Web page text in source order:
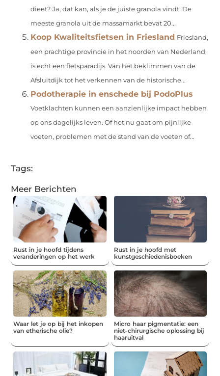
dieet? Ja, dat kan, als je de juiste granola vindt. De
meeste granola uit de massamarkt bevat 20...
Koop Kwaliteitsfietsen in Friesland Friesland,
een prachtige provincie in het noorden van Nederland,
is echt een fietsparadijs. Van het beklimmen van de
Afsluitdijk tot het verkennen van de historische...
Podotherapie in enschede bij PodoPlus
Voetklachten kunnen een aanzienlijke impact hebben
op ons dagelijks leven. Of het nu gaat om pijnlijke
voeten, problemen met de stand van de voeten of...
Tags:
Meer Berichten
Rust in je hoofd tijdens
veranderingen op het werk
Rust in je hoofd met
kunstgeschiedenisboeken
Waar let je op bij het inkopen
van etherische olie?
Micro haar pigmentatie: een
niet-chirurgische oplossing bij
haaruitval